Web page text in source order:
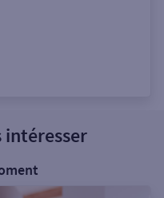
intéresser